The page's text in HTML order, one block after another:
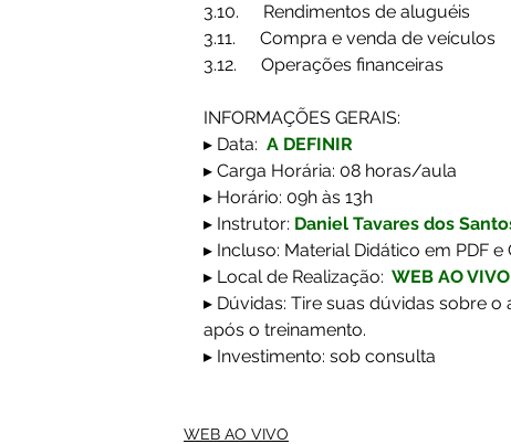
3.10.          Rendimentos de aluguéis
3.11.          Compra e venda de veículos
3.12.          Operações financeiras
INFORMAÇÕES GERAIS:
▸ Data: A DEFINIR
▸ Carga Horária: 08 horas/aula
▸ Horário: 09h às 13h
▸ Instrutor: Daniel Tavares dos
▸ Incluso: Material Didático em PDF e
▸ Local de Realização: WEB AO VIVO
▸ Dúvidas: Tire suas dúvidas sobre
após o treinamento.
▸ Investimento: sob consulta
WEB AO VIVO